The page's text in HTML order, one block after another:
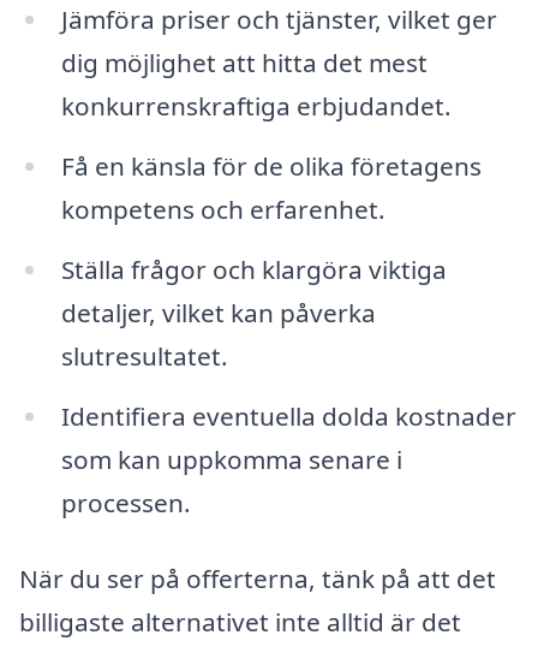
Jämföra priser och tjänster, vilket ger
dig möjlighet att hitta det mest
konkurrenskraftiga erbjudandet.
Få en känsla för de olika företagens
kompetens och erfarenhet.
Ställa frågor och klargöra viktiga
detaljer, vilket kan påverka
slutresultatet.
Identifiera eventuella dolda kostnader
som kan uppkomma senare i
processen.
När du ser på offerterna, tänk på att det
billigaste alternativet inte alltid är det